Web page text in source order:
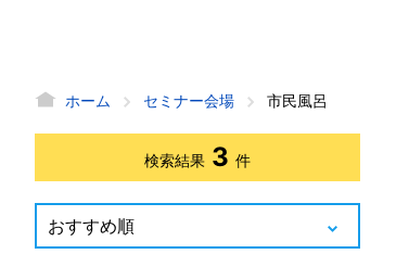
ホーム セミナー会場 市民風呂
検索結果 3 件